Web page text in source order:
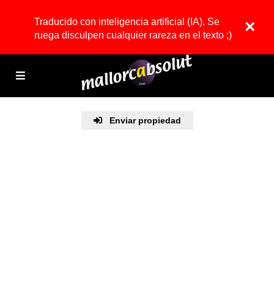
Traducido con inteligencia artificial (IA). Se
ruega disculpen cualquier rareza en el texto ;)
×
Enviar propiedad